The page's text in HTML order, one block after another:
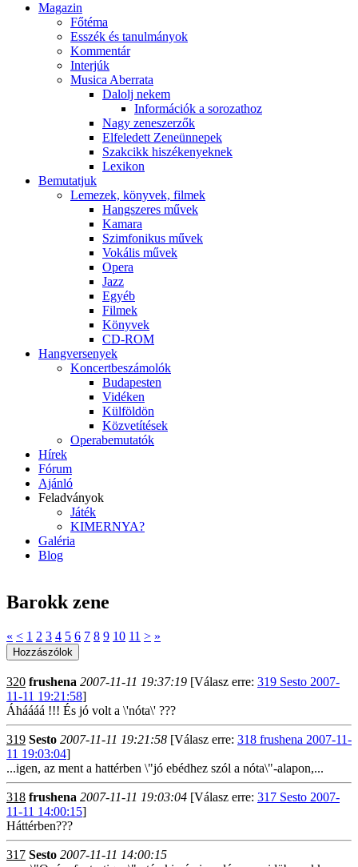
Magazin
Főtéma
Esszék és tanulmányok
Kommentár
Interjúk
Musica Aberrata
Dalolj nekem
Információk a sorozathoz
Nagy zeneszerzők
Elfeledett Zeneünnepek
Szakcikk hiszékenyeknek
Lexikon
Bemutatjuk
Lemezek, könyvek, filmek
Hangszeres művek
Kamara
Szimfonikus művek
Vokális művek
Opera
Jazz
Egyéb
Filmek
Könyvek
CD-ROM
Hangversenyek
Koncertbeszámolók
Budapesten
Vidéken
Külföldön
Közvetítések
Operabemutatók
Hírek
Fórum
Ajánló
Feladványok
Játék
KIMERNYA?
Galéria
Blog
Barokk zene
« < 1 2 3 4 5 6 7 8 9 10 11 > »
320 frushena 2007-11-11 19:37:19 [Válasz erre: 319 Sesto 2007-
11-11 19:21:58]
Áháááá !!! És jó volt a \'nóta\' ???
319 Sesto 2007-11-11 19:21:58 [Válasz erre: 318 frushena 2007-11-
11 19:03:04]
...igen, az ment a hattérben \"jó ebédhez szól a nóta\"-alapon,...
318 frushena 2007-11-11 19:03:04 [Válasz erre: 317 Sesto 2007-
11-11 14:00:15]
Háttérben???
317 Sesto 2007-11-11 14:00:15